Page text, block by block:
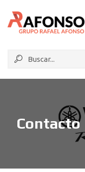
Contacto